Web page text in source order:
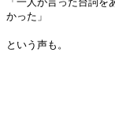
かった」
という声も。